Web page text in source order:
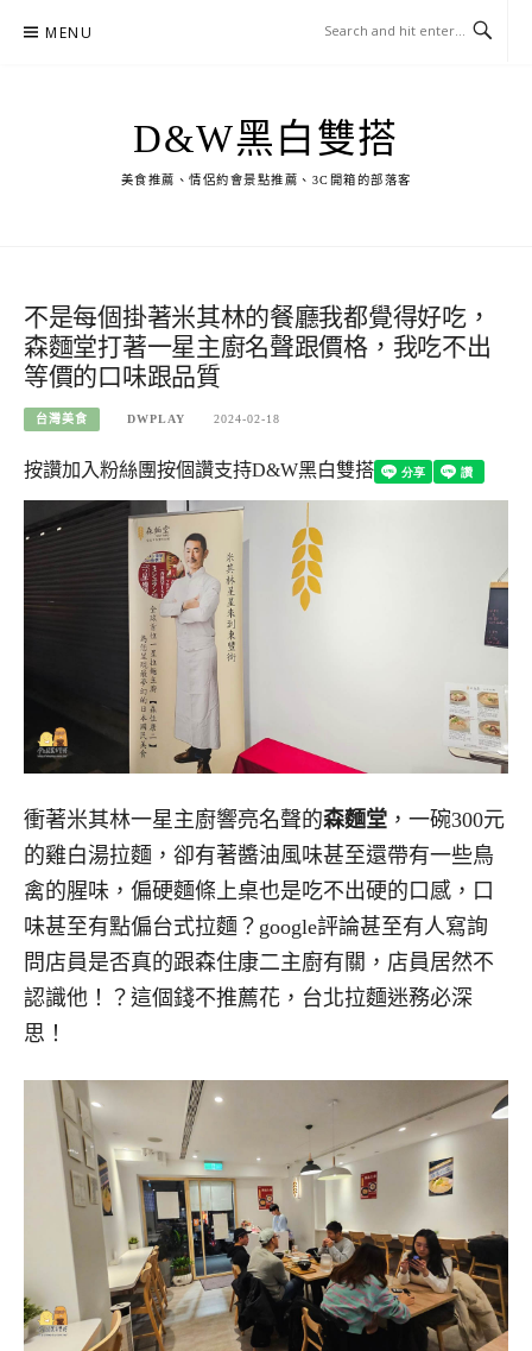
MENU
D&W黑白雙搭
美食推薦、情侶約會景點推薦、3C開箱的部落客
不是每個掛著米其林的餐廳我都覺得好吃，
森麵堂打著一星主廚名聲跟價格，我吃不出
等價的口味跟品質
台灣美食 DWPLAY 2024-02-18
按讚加入粉絲團按個讚支持D&W黑白雙搭
衝著米其林一星主廚響亮名聲的森麵堂 ，一碗300元
的雞白湯拉麵，卻有著醬油風味甚至還帶有一些鳥
禽的腥味，偏硬麵條上桌也是吃不出硬的口感，口
味甚至有點偏台式拉麵？google評論甚至有人寫詢
問店員是否真的跟森住康二主廚有關，店員居然不
認識他！？這個錢不推薦花，台北拉麵迷務必深
思！